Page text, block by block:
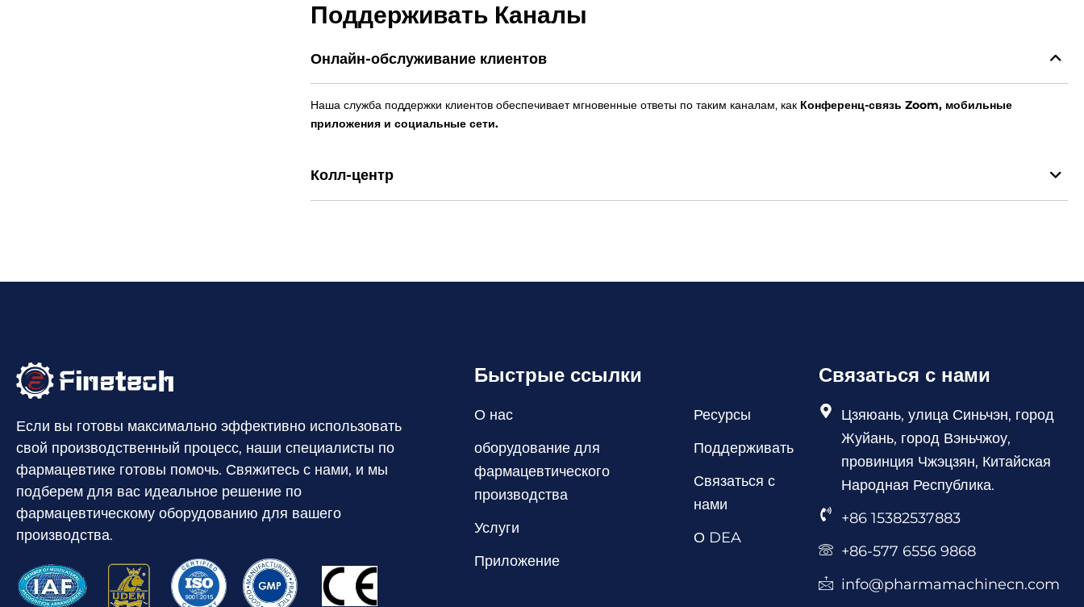
Поддерживать Каналы
Онлайн-обслуживание клиентов
Наша служба поддержки клиентов обеспечивает мгновенные ответы по таким каналам, как Конференц-связь Zoom, мобильные
приложения и социальные сети.
Колл-центр
Если вы готовы максимально эффективно использовать
свой производственный процесс, наши специалисты по
фармацевтике готовы помочь. Свяжитесь с нами, и мы
подберем для вас идеальное решение по
фармацевтическому оборудованию для вашего
производства.
Быстрые ссылки
О нас
оборудование для
фармацевтического
производства
Услуги
Приложение
Ресурсы
Поддерживать
Связаться с
нами
О DEA
Связаться с нами
Цзяюань, улица Синьчэн, город
Жуйань, город Вэньчжоу,
провинция Чжэцзян, Китайская
Народная Республика.
+86 15382537883
+86-577 6556 9868
info@pharmamachinecn.com